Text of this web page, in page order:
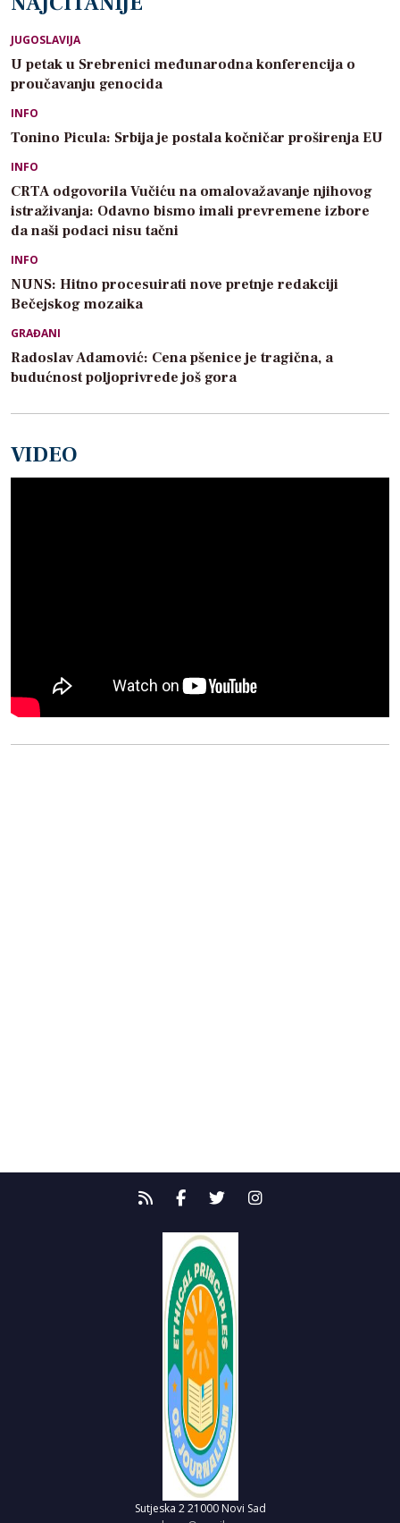
JUGOSLAVIJA
U petak u Srebrenici međunarodna konferencija o
proučavanju genocida
INFO
Tonino Picula: Srbija je postala kočničar proširenja EU
INFO
CRTA odgovorila Vučiću na omalovažavanje njihovog
istraživanja: Odavno bismo imali prevremene izbore
da naši podaci nisu tačni
INFO
NUNS: Hitno procesuirati nove pretnje redakciji
Bečejskog mozaika
GRAĐANI
Radoslav Adamović: Cena pšenice je tragična, a
budućnost poljoprivrede još gora
VIDEO
Sutjeska 2 21000 Novi Sad